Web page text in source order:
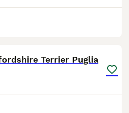
Terrier Puglia